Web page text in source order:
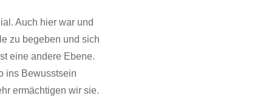
Auch hier war und
zu begeben und sich
eine andere Ebene.
ins Bewusstsein
ermächtigen wir sie.